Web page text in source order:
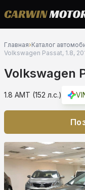
Главная›Каталог
Volkswagen Passat, 1.8,
Volkswagen
1.8 AMT (152 л.с.)